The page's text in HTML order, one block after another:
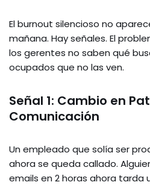
El burnout silencioso no
mañana. Hay señales. El
los gerentes no saben qué
ocupados que no las ven.
Señal 1: Cambio en
Comunicación
Un empleado que solía ser
ahora se queda callado.
emails en 2 horas ahora tarda